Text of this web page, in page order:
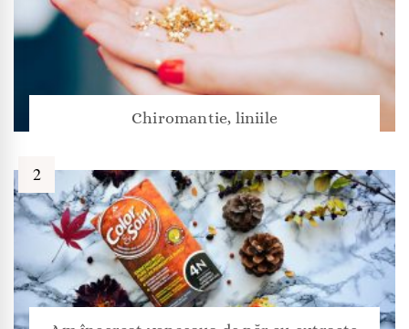
Chiromantie, liniile